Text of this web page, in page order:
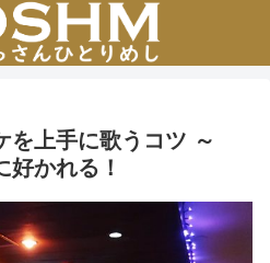
を上手に歌うコツ ～
好かれる！